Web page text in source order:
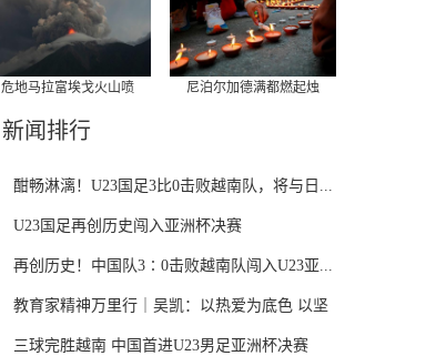
危地马拉富埃戈火山喷 尼泊尔加德满都燃起烛
新闻排行
酣畅淋漓！U23国足3比0击败越南队，将与日...
U23国足再创历史闯入亚洲杯决赛
再创历史！中国队3∶0击败越南队闯入U23亚...
教育家精神万里行｜吴凯：以热爱为底色 以坚
守...
三球完胜越南 中国首进U23男足亚洲杯决赛